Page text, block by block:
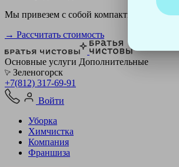
Мы привезем с собой компактный
→ Рассчитать стоимость
Основные услуги Дополнительные
Зеленогорск
+7(812) 317-69-91
Войти
Уборка
Химчистка
Компания
Франшиза